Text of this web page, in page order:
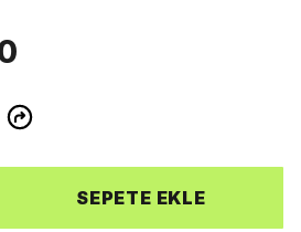
SEPETE EKLE